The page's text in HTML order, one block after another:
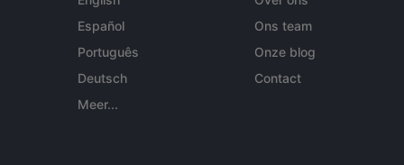
Español
Português
Deutsch
Meer...
Ons team
Onze blog
Contact